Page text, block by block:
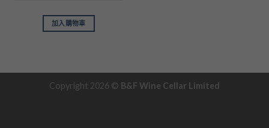
加入購物車
Copyright 2026 © B&F Wine Cellar Limited